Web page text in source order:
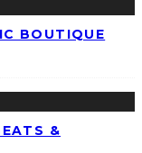
BOUTIQUE
&